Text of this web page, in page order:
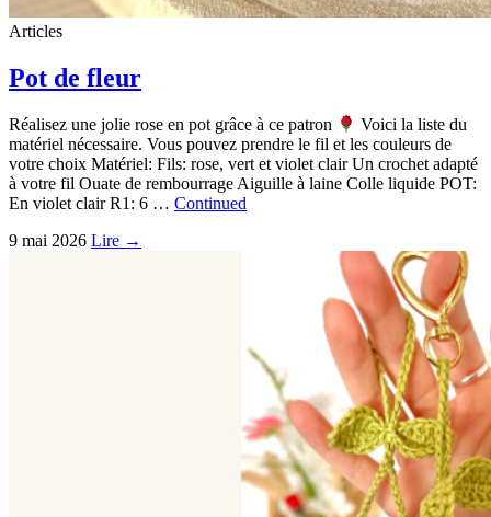
Articles
Pot de fleur
Réalisez une jolie rose en pot grâce à ce patron
Voici la liste du
matériel nécessaire. Vous pouvez prendre le fil et les couleurs de
votre choix Matériel: Fils: rose, vert et violet clair Un crochet adapté
à votre fil Ouate de rembourrage Aiguille à laine Colle liquide POT:
En violet clair R1: 6 … Continued
9 mai 2026 Lire →